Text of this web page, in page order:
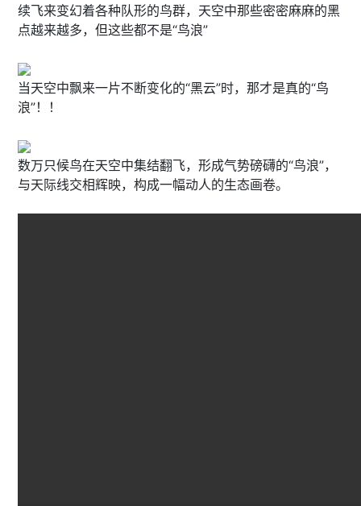
续飞来变幻着各种队形的鸟群，天空中那些密密麻麻的黑
点越来越多，但这些都不是“鸟浪”
当天空中飘来一片不断变化的“黑云”时，那才是真的“鸟
浪”！！
数万只候鸟在天空中集结翻飞，形成气势磅礴的“鸟浪”，
与天际线交相辉映，构成一幅动人的生态画卷。